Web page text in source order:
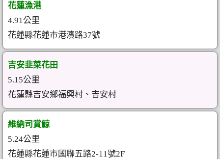
花蓮漁港
4.91公里
花蓮縣花蓮市港濱路37號
吉安韭菜花田
5.15公里
花蓮縣吉安鄉福興村、吉安村
維納司賞鯨
5.24公里
花蓮縣花蓮市國聯五路2-11號2F